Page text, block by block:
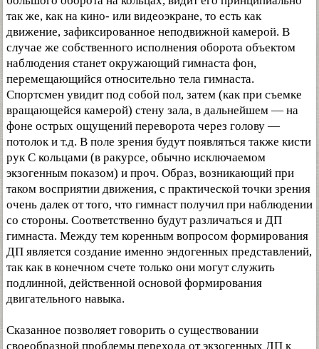
так же, как на кино- или видеоэкране, то есть как
движение, зафиксированное неподвижной камерой. В
случае же собственного исполнения оборота объектом
наблюдения станет окружающий гимнаста фон,
перемещающийся относительно тела гимнаста.
Спортсмен увидит под собой пол, затем (как при съемке
вращающейся камерой) стену зала, в дальнейшем — на
фоне острых ощущений переворота через голову —
потолок и т.д. В поле зрения будут появляться также кисти
рук С кольцами (в ракурсе, обычно исключаемом
экзогенным показом) и проч. Образ, возникающий при
таком восприятии движения, с практической точки зрения
очень далек от того, что гимнаст получил при наблюдении
со стороны. Соответственно будут различаться и ДП
гимнаста. Между тем коренным вопросом формирования
ДП является создание именно эндогенных представлений,
так как в конечном счете только они могут служить
подлинной, действенной основой формирования
двигательного навыка.
Сказанное позволяет говорить о существовании
своеобразной проблемы перехода от экзогенных ДП к